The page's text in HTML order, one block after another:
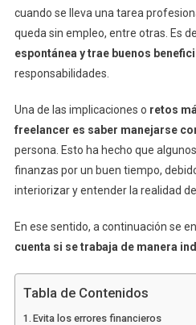
cuando se lleva una tarea
queda sin empleo, entre otras. Es
espontánea y trae buenos
responsabilidades.
Una de las implicaciones o retos
freelancer es saber manejarse
persona. Esto ha hecho que
finanzas por un buen tiempo,
interiorizar y entender la realidad
En ese sentido, a continuación se
cuenta si se trabaja de manera
Tabla de Contenidos
Evita los errores financieros